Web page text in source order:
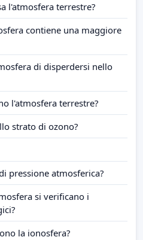
l'atmosfera terrestre?
contiene una maggiore
di disperdersi nello
l'atmosfera terrestre?
strato di ozono?
pressione atmosferica?
si verificano i
la ionosfera?